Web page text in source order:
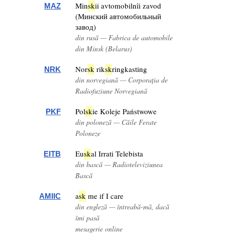
MAZ Minskii avtomobilnîi zavod
(Минский автомобильный
завод)
din rusă — Fabrica de automobile
din Minsk (Belarus)
NRK Norsk rikskringkasting
din norvegiană — Corporația de
Radiofuziune Norvegiană
PKF Polskie Koleje Państwowe
din poloneză — Căile Ferate
Poloneze
EITB Euskal Irrati Telebista
din bască — Radioteleviziunea
Bască
AMIIC ask me if I care
din engleză — întreabă-mă, dacă
îmi pasă
mesagerie online